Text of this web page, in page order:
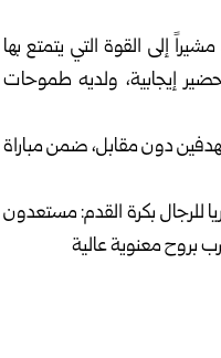
إلى القوة التي يتمتع بها
إيجابية، ولديه طموحات
دون مقابل، ضمن مباراة